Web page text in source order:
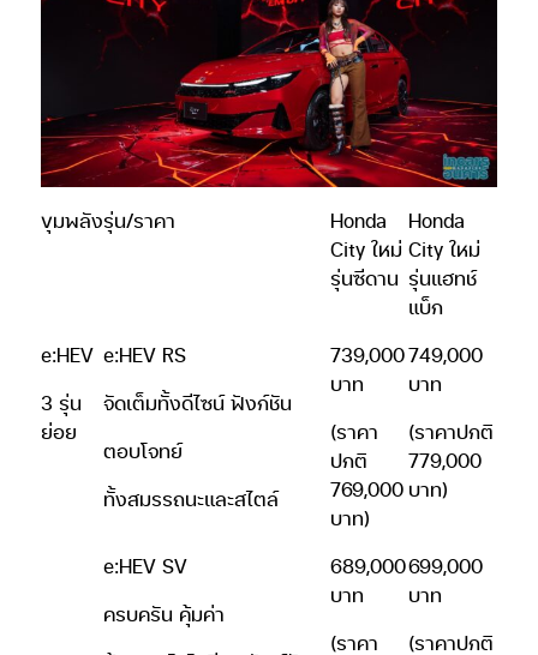
ขุมพลังรุ่น/ราคา
Honda
City ใหม่
รุ่นซีดาน
Honda
City ใหม่
รุ่นแฮทช์
แบ็ก
e:HEV
3 รุ่น
ย่อย
e:HEV RS
จัดเต็มทั้งดีไซน์ ฟังก์ชัน
ตอบโจทย์
ทั้งสมรรถนะและสไตล์
739,000
บาท
(ราคา
ปกติ
769,000
บาท)
749,000
บาท
(ราคาปกติ
779,000
บาท)
e:HEV SV
ครบครัน คุ้มค่า
689,000
บาท
(ราคา
699,000
บาท
(ราคาปกติ